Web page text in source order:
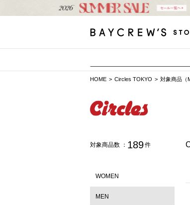
HOME Circles TOKYO 対象商品（
対象商品数 ： 189件
WOMEN
MEN